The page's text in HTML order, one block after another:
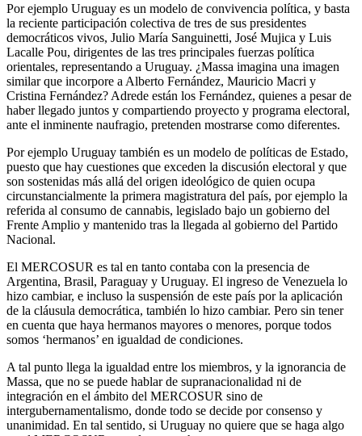
Por ejemplo Uruguay es un modelo de convivencia política, y basta
la reciente participación colectiva de tres de sus presidentes
democráticos vivos, Julio María Sanguinetti, José Mujica y Luis
Lacalle Pou, dirigentes de las tres principales fuerzas política
orientales, representando a Uruguay. ¿Massa imagina una imagen
similar que incorpore a Alberto Fernández, Mauricio Macri y
Cristina Fernández? Adrede están los Fernández, quienes a pesar de
haber llegado juntos y compartiendo proyecto y programa electoral,
ante el inminente naufragio, pretenden mostrarse como diferentes.
Por ejemplo Uruguay también es un modelo de políticas de Estado,
puesto que hay cuestiones que exceden la discusión electoral y que
son sostenidas más allá del origen ideológico de quien ocupa
circunstancialmente la primera magistratura del país, por ejemplo la
referida al consumo de cannabis, legislado bajo un gobierno del
Frente Amplio y mantenido tras la llegada al gobierno del Partido
Nacional.
El MERCOSUR es tal en tanto contaba con la presencia de
Argentina, Brasil, Paraguay y Uruguay. El ingreso de Venezuela lo
hizo cambiar, e incluso la suspensión de este país por la aplicación
de la cláusula democrática, también lo hizo cambiar. Pero sin tener
en cuenta que haya hermanos mayores o menores, porque todos
somos ‘hermanos’ en igualdad de condiciones.
A tal punto llega la igualdad entre los miembros, y la ignorancia de
Massa, que no se puede hablar de supranacionalidad ni de
integración en el ámbito del MERCOSUR sino de
intergubernamentalismo, donde todo se decide por consenso y
unanimidad. En tal sentido, si Uruguay no quiere que se haga algo